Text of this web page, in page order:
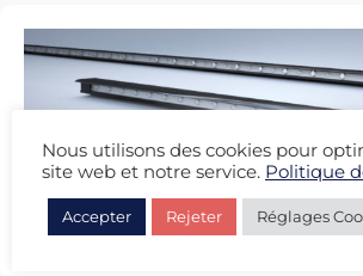
KIT BARRES BALLES
Nous utilisons des cookies pour
site web et notre service. Politique
Accepter Rejeter Réglages